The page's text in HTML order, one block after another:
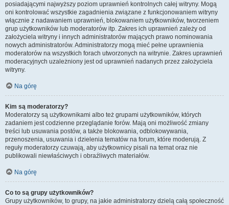
posiadającymi najwyższy poziom uprawnień kontrolnych całej witryny. Mogą
oni kontrolować wszystkie zagadnienia związane z funkcjonowaniem witryny
włącznie z nadawaniem uprawnień, blokowaniem użytkowników, tworzeniem
grup użytkowników lub moderatorów itp. Zakres ich uprawnień zależy od
założyciela witryny i innych administratorów mających prawo nominowania
nowych administratorów. Administratorzy mogą mieć pełne uprawnienia
moderatorów na wszystkich forach utworzonych na witrynie. Zakres uprawnień
moderacyjnych uzależniony jest od uprawnień nadanych przez założyciela
witryny.
Na górę
Kim są moderatorzy?
Moderatorzy są użytkownikami albo też grupami użytkowników, których
zadaniem jest codzienne przeglądanie forów. Mają oni możliwość zmiany
treści lub usuwania postów, a także blokowania, odblokowywania,
przenoszenia, usuwania i dzielenia tematów na forum, które moderują. Z
reguły moderatorzy czuwają, aby użytkownicy pisali na temat oraz nie
publikowali niewłaściwych i obraźliwych materiałów.
Na górę
Co to są grupy użytkowników?
Grupy użytkowników, to grupy, na jakie administratorzy dzielą całą społeczność